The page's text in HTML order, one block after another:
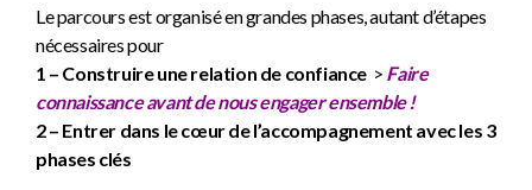
Le parcours est organisé en grandes phases, autant d’étapes
nécessaires pour
1 – Construire une relation de confiance > Faire
connaissance avant de nous engager ensemble !
2 – Entrer dans le cœur de l’accompagnement avec les 3
phases clés